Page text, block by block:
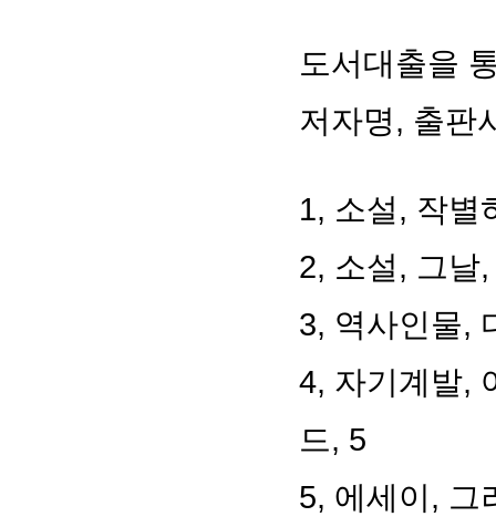
도서대출을
저자명, 출판
1, 소설, 작별
2, 소설, 그날
3, 역사인물,
4, 자기계발,
드, 5
5, 에세이, 그